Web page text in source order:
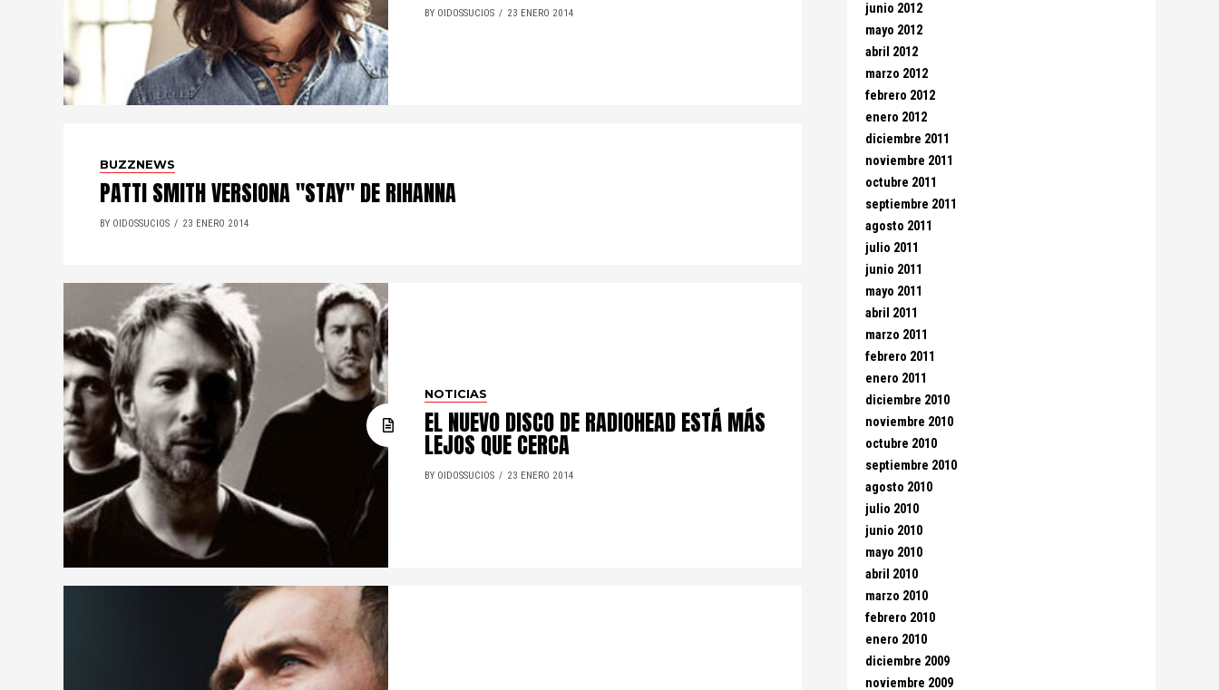
BY OIDOSSUCIOS 23 ENERO 2014
BUZZNEWS
PATTI SMITH VERSIONA "STAY" DE RIHANNA
BY OIDOSSUCIOS 23 ENERO 2014
NOTICIAS
EL NUEVO DISCO DE RADIOHEAD ESTÁ MÁS
LEJOS QUE CERCA
BY OIDOSSUCIOS 23 ENERO 2014
junio 2012
mayo 2012
abril 2012
marzo 2012
febrero 2012
enero 2012
diciembre 2011
noviembre 2011
octubre 2011
septiembre 2011
agosto 2011
julio 2011
junio 2011
mayo 2011
abril 2011
marzo 2011
febrero 2011
enero 2011
diciembre 2010
noviembre 2010
octubre 2010
septiembre 2010
agosto 2010
julio 2010
junio 2010
mayo 2010
abril 2010
marzo 2010
febrero 2010
enero 2010
diciembre 2009
noviembre 2009